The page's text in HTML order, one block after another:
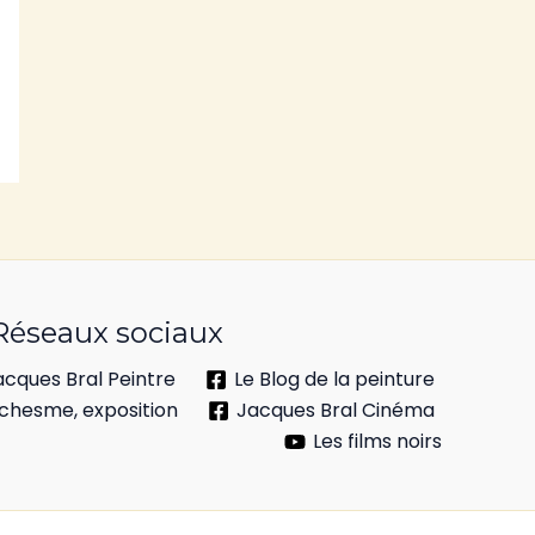
sociaux
Bral Peintre
Le Blog de la peinture
exposition
Jacques Bral Cinéma
Les films noirs